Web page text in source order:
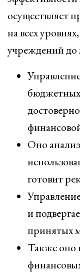
осуществляет
на всех
учреждений до
бюджетных
Оно
готовит
и
принятых
Также оно